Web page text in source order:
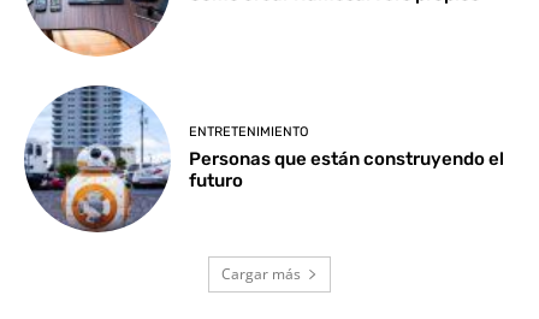
ENTRETENIMIENTO
Personas que están construyendo el
futuro
Cargar más